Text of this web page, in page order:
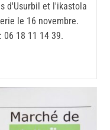
d'Usurbil et l'ikastola
le 16 novembre.
06 18 11 14 39.